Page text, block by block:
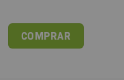
COMPRAR